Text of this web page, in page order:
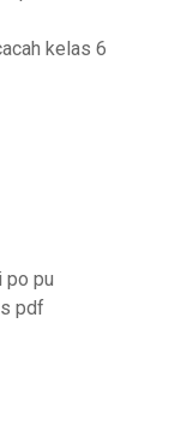
kelas 6
po pu
pdf